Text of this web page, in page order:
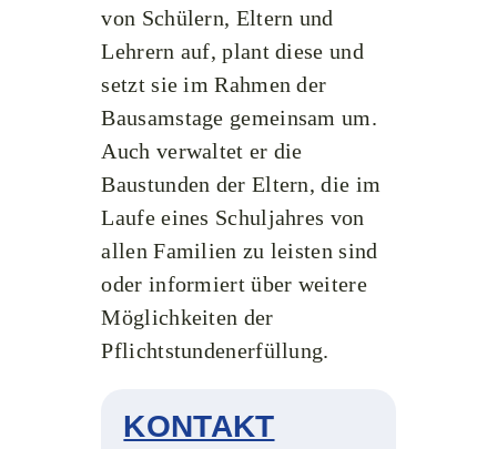
von Schülern, Eltern und
Lehrern auf, plant diese und
setzt sie im Rahmen der
Bausamstage gemeinsam um.
Auch verwaltet er die
Baustunden der Eltern, die im
Laufe eines Schuljahres von
allen Familien zu leisten sind
oder informiert über weitere
Möglichkeiten der
Pflichtstundenerfüllung.
KONTAKT